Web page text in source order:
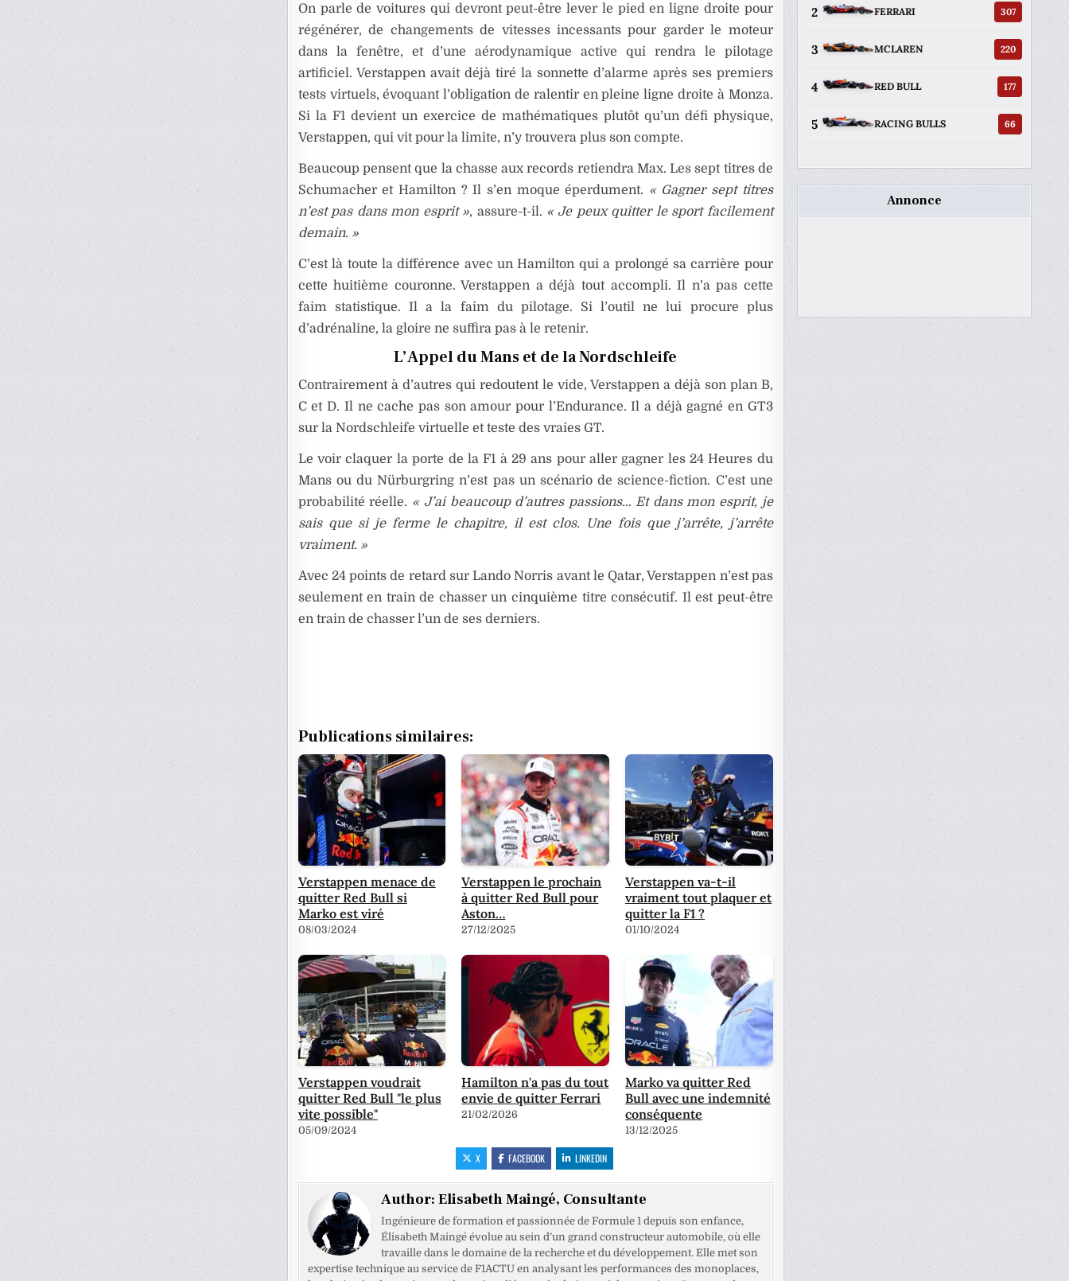
On parle de voitures qui devront peut-être lever le pied en ligne droite pour
régénérer, de changements de vitesses incessants pour garder le moteur
dans la fenêtre, et d’une aérodynamique active qui rendra le pilotage
artificiel. Verstappen avait déjà tiré la sonnette d’alarme après ses premiers
tests virtuels, évoquant l’obligation de ralentir en pleine ligne droite à Monza.
Si la F1 devient un exercice de mathématiques plutôt qu’un défi physique,
Verstappen, qui vit pour la limite, n’y trouvera plus son compte.
Beaucoup pensent que la chasse aux records retiendra Max. Les sept titres de
Schumacher et Hamilton ? Il s’en moque éperdument. « Gagner sept titres
n’est pas dans mon esprit », assure-t-il. « Je peux quitter le sport facilement
demain. »
C’est là toute la différence avec un Hamilton qui a prolongé sa carrière pour
cette huitième couronne. Verstappen a déjà tout accompli. Il n’a pas cette
faim statistique. Il a la faim du pilotage. Si l’outil ne lui procure plus
d’adrénaline, la gloire ne suffira pas à le retenir.
L’Appel du Mans et de la Nordschleife
Contrairement à d’autres qui redoutent le vide, Verstappen a déjà son plan B,
C et D. Il ne cache pas son amour pour l’Endurance. Il a déjà gagné en GT3
sur la Nordschleife virtuelle et teste des vraies GT.
Le voir claquer la porte de la F1 à 29 ans pour aller gagner les 24 Heures du
Mans ou du Nürburgring n’est pas un scénario de science-fiction. C’est une
probabilité réelle. « J’ai beaucoup d’autres passions… Et dans mon esprit, je
sais que si je ferme le chapitre, il est clos. Une fois que j’arrête, j’arrête
vraiment. »
Avec 24 points de retard sur Lando Norris avant le Qatar, Verstappen n’est pas
seulement en train de chasser un cinquième titre consécutif. Il est peut-être
en train de chasser l’un de ses derniers.
Publications similaires:
Verstappen menace de
quitter Red Bull si
Marko est viré
08/03/2024
Verstappen le prochain
à quitter Red Bull pour
Aston…
27/12/2025
Verstappen va-t-il
vraiment tout plaquer et
quitter la F1 ?
01/10/2024
Verstappen voudrait
quitter Red Bull "le plus
vite possible"
05/09/2024
Hamilton n'a pas du tout
envie de quitter Ferrari
21/02/2026
Marko va quitter Red
Bull avec une indemnité
conséquente
13/12/2025
X FACEBOOK LINKEDIN
Author: Elisabeth Maingé, Consultante
Ingénieure de formation et passionnée de Formule 1 depuis son enfance,
Élisabeth Maingé évolue au sein d’un grand constructeur automobile, où elle
travaille dans le domaine de la recherche et du développement. Elle met son
expertise technique au service de F1ACTU en analysant les performances des monoplaces,
2 FERRARI 307
3 MCLAREN 220
4 RED BULL 177
5 RACING BULLS 66
Annonce